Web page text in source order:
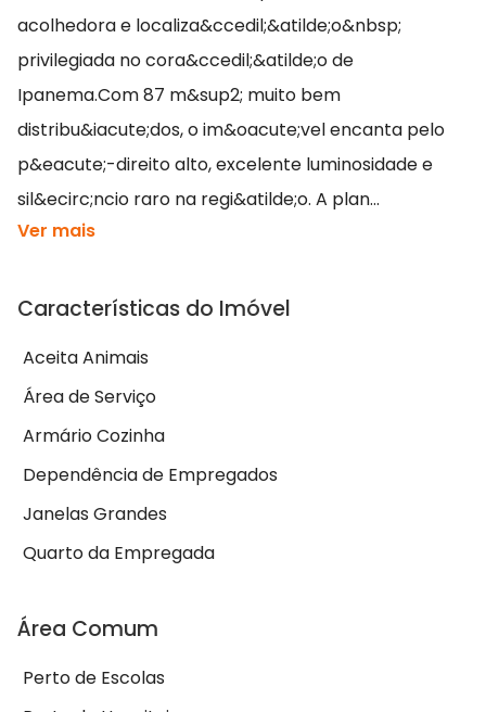
acolhedora e localiza&ccedil;&atilde;o&nbsp;
privilegiada no cora&ccedil;&atilde;o de
Ipanema.Com 87 m&sup2; muito bem
distribu&iacute;dos, o im&oacute;vel encanta pelo
p&eacute;-direito alto, excelente luminosidade e
sil&ecirc;ncio raro na regi&atilde;o. A plan...
Ver mais
Características do Imóvel
Aceita Animais
Área de Serviço
Armário Cozinha
Dependência de Empregados
Janelas Grandes
Quarto da Empregada
Área Comum
Perto de Escolas